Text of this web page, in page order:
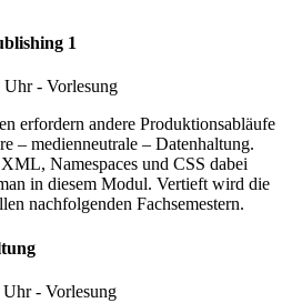
1
- Vorlesung
erfordern andere Produktionsabläufe
– medienneutrale – Datenhaltung.
Namespaces und CSS dabei
in diesem Modul. Vertieft wird die
nachfolgenden Fachsemestern.
- Vorlesung